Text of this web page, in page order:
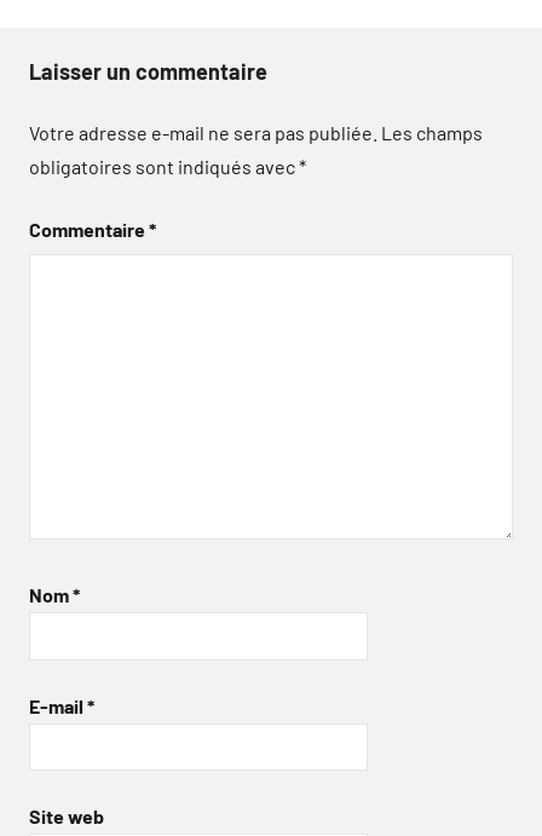
Laisser un commentaire
Votre adresse e-mail ne sera pas publiée. Les champs
obligatoires sont indiqués avec*
Commentaire*
Nom*
E-mail *
Site web